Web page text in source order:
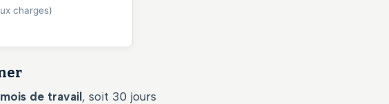
charges)
de travail, soit 30 jours